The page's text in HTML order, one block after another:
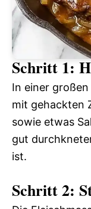
Schritt 1:
In einer
mit gehackten
sowie etwas
gut
ist.
Schritt 2: